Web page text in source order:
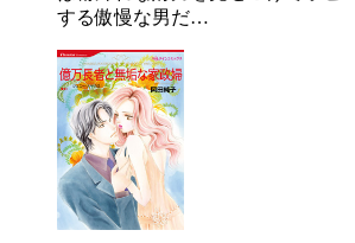
する傲慢な男だ…